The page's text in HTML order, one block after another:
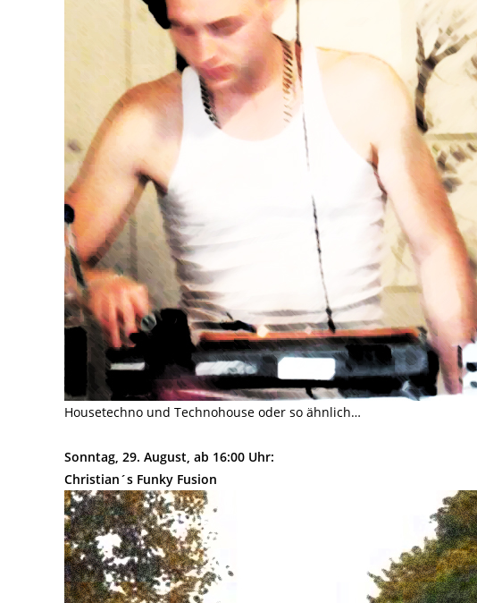
Housetechno und Technohouse oder so ähnlich…
Sonntag, 29. August, ab 16:00 Uhr:
Christian´s Funky Fusion